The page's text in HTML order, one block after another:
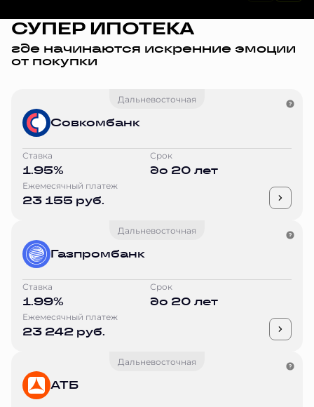
СУПЕР ИПОТЕКА
где начинаются искренние эмоции
от покупки
Дальневосточная
Совкомбанк
Ставка
1.95%
Срок
до 20 лет
Ежемесячный платеж
23 155 руб.
Дальневосточная
Газпромбанк
Ставка
1.99%
Срок
до 20 лет
Ежемесячный платеж
23 242 руб.
Дальневосточная
АТБ